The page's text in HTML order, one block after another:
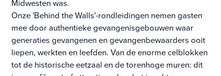
Midwesten was.
Onze 'Behind the Walls'-rondleidingen nemen gasten
mee door authentieke gevangenisgebouwen waar
generaties gevangenen en gevangenbewaarders ooit
liepen, werkten en leefden. Van de enorme celblokken
tot de historische eetzaal en de torenhoge muren: dit